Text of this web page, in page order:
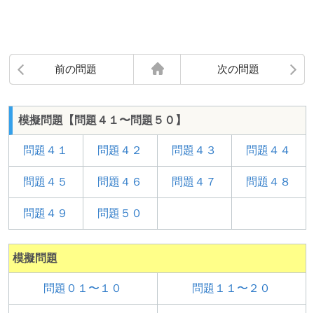
前の問題 次の問題
模擬問題【問題４１〜問題５０】
問題４１ 問題４２ 問題４３ 問題４４
問題４５ 問題４６ 問題４７ 問題４８
問題４９ 問題５０
模擬問題
問題０１〜１０ 問題１１〜２０